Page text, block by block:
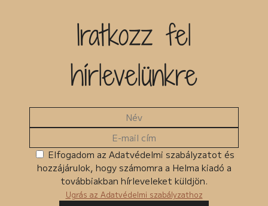
Iratkozz fel
hírlevelünkre
Elfogadom az Adatvédelmi szabályzatot és
hozzájárulok, hogy számomra a Helma kiadó a
továbbiakban hírleveleket küldjön.
Ugrás az Adatvédelmi szabályzathoz